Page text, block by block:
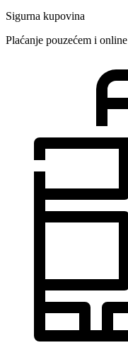
Sigurna kupovina
Plaćanje pouzećem i online